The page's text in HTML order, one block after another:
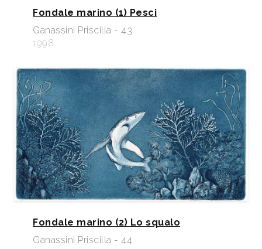
Fondale marino (1) Pesci
Ganassini Priscilla - 43
1998
Fondale marino (2) Lo squalo
Ganassini Priscilla - 44